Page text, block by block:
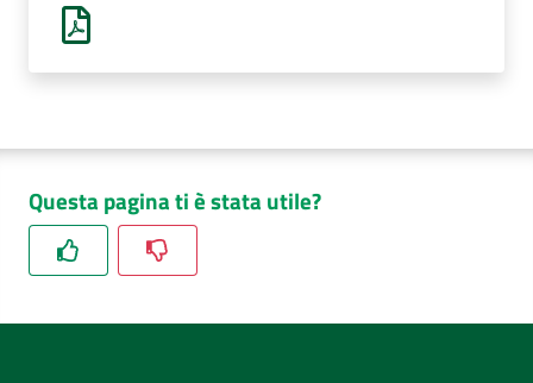
Questa pagina ti è stata utile?